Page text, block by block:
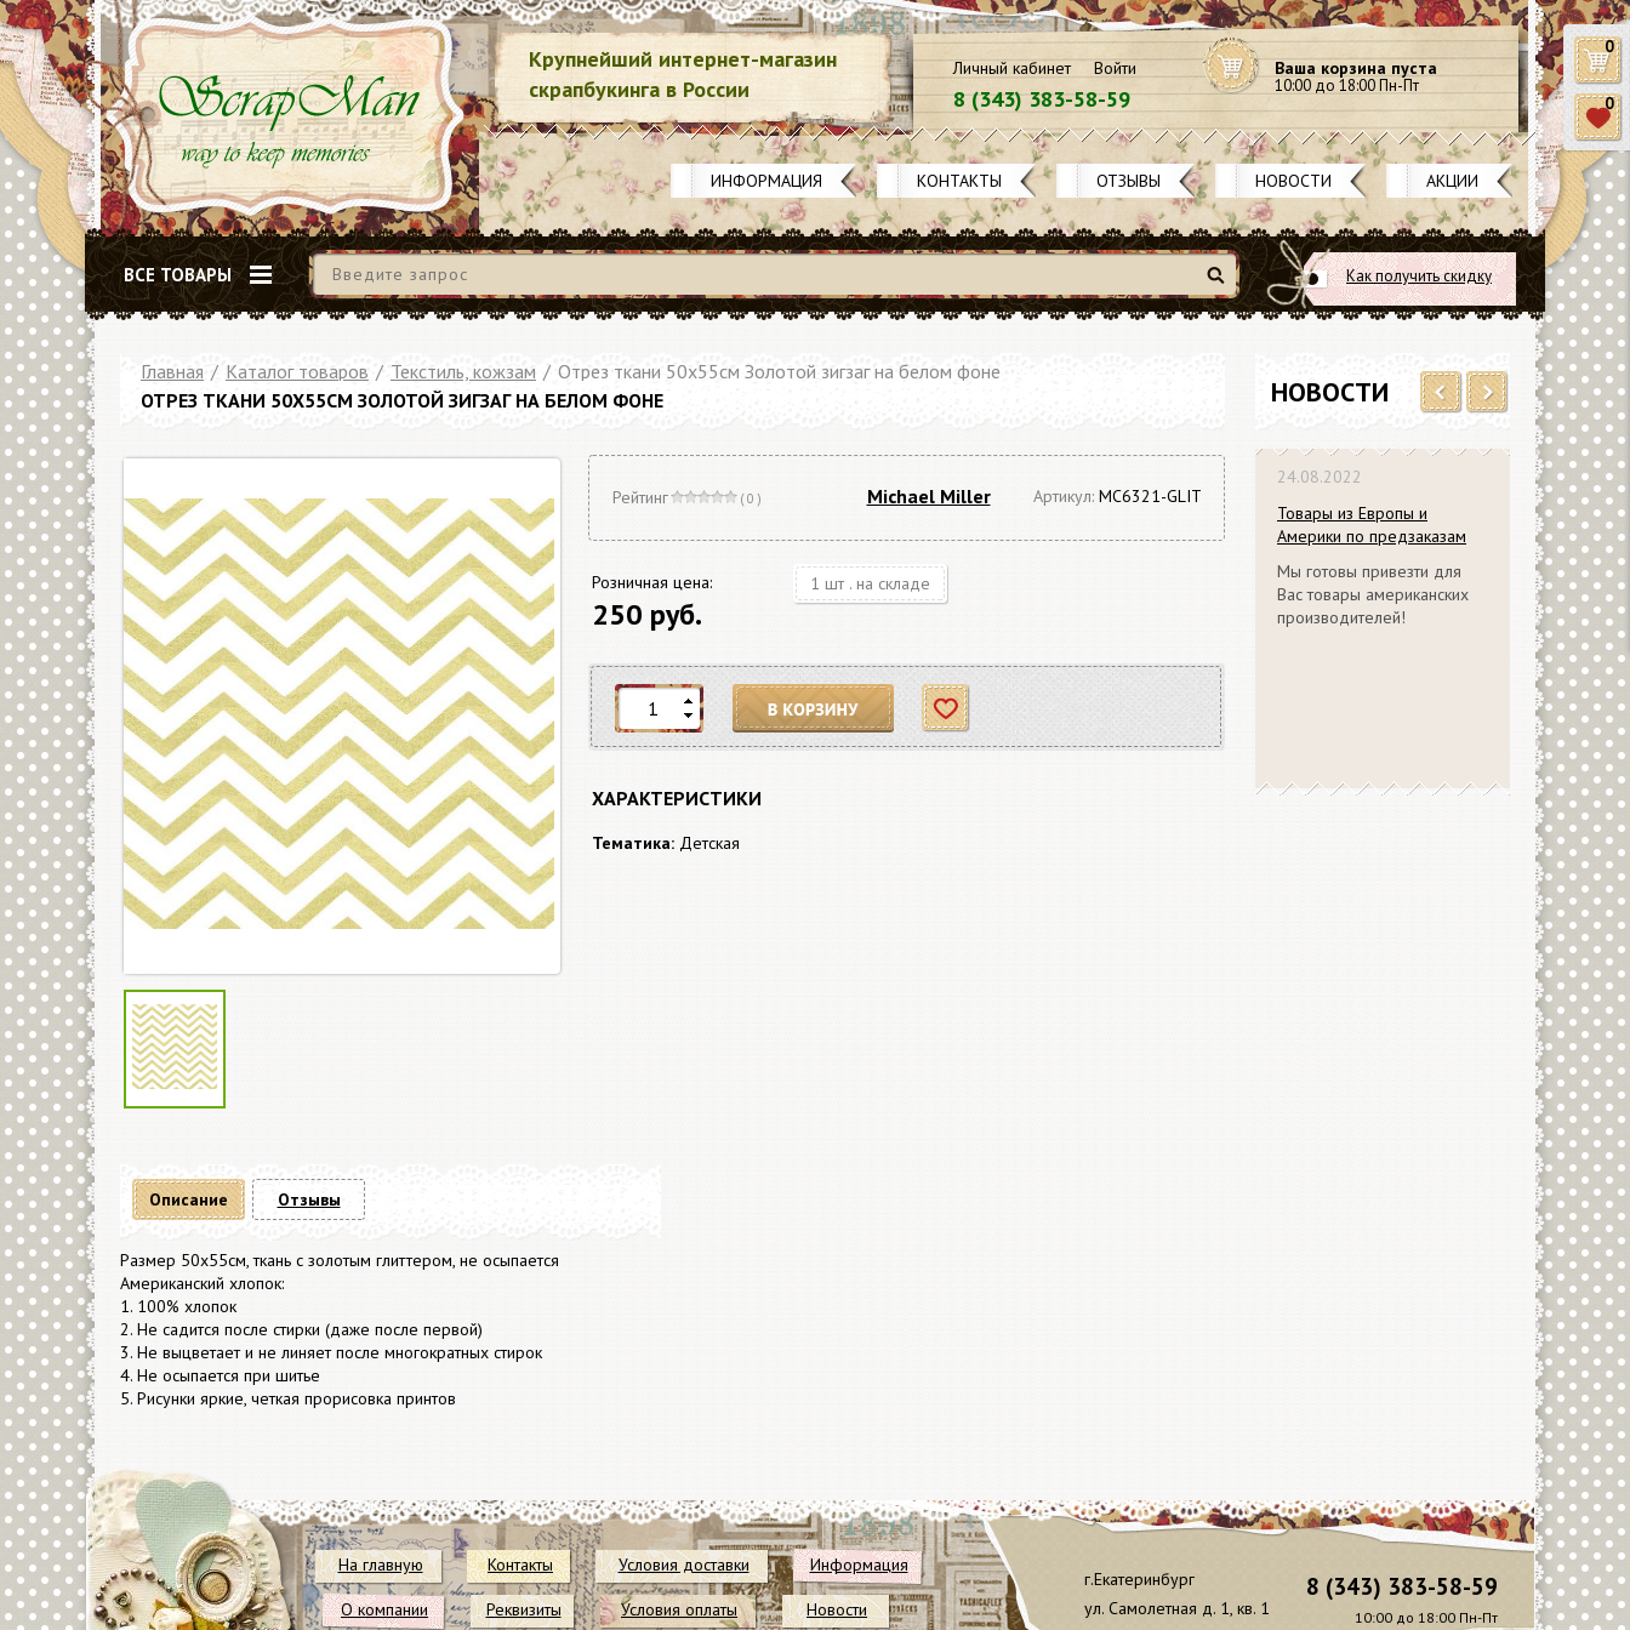
Ваша корзина пуста
10:00 до 18:00 Пн-Пт
Личный кабинет Войти
8 (343) 383-58-59
Крупнейший интернет-магазин
скрапбукинга в России
ИНФОРМАЦИЯ КОНТАКТЫ ОТЗЫВЫ НОВОСТИ АКЦИИ
Как получить скидку
Найти
ВСЕ ТОВАРЫ
НОВОСТИ
24.08.2022
Товары из Европы и
Америки по предзаказам
Мы готовы привезти для
Вас товары американских
производителей!
Главная / Каталог товаров / Текстиль, кожзам / Отрез ткани 50х55см Золотой зигзаг на белом фоне
ОТРЕЗ ТКАНИ 50Х55СМ ЗОЛОТОЙ ЗИГЗАГ НА БЕЛОМ ФОНЕ
Michael Miller
Рейтинг ( 0 ) Артикул: MC6321-GLIT
Розничная цена:
250 руб.
1 шт . на складе
В корзину Отложить
ХАРАКТЕРИСТИКИ
Тематика: Детская
Описание
Размер 50х55см, ткань с золотым глиттером, не осыпается
Американский хлопок:
1. 100% хлопок
2. Не садится после стирки (даже после первой)
3. Не выцветает и не линяет после многократных стирок
4. Не осыпается при шитье
5. Рисунки яркие, четкая прорисовка принтов
Отзывы
8 (343) 383-58-59
10:00 до 18:00 Пн-Пт
г.Екатеринбург
ул. Самолетная д. 1, кв. 1
На главную Контакты Условия доставки Информация
О компании Реквизиты Условия оплаты Новости
0
0